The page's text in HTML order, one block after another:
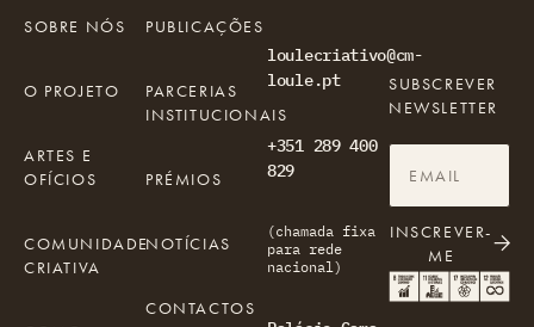
loulecriativo@cm-
loule.pt
+351 289 400
829
(chamada fixa
para rede
nacional)
SOBRE NÓS
O PROJETO
ARTES E
OFÍCIOS
COMUNIDADE
CRIATIVA
PUBLICAÇÕES
PARCERIAS
INSTITUCIONAIS
PRÉMIOS
NOTÍCIAS
CONTACTOS
SUBSCREVER
NEWSLETTER
INSCREVER-
ME